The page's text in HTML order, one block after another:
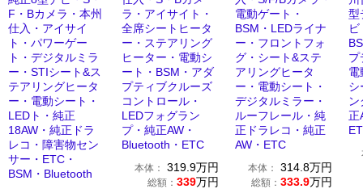
F・Bカメラ・本州
仕入・アイサイ
ト・パワーゲー
ト・デジタルミラ
ー・STIシート&ス
テアリングヒータ
ー・電動シート・
LEDト・純正
18AW・純正ドラ
レコ・障害物セン
サー・ETC・
BSM・Bluetooth
ラ・アイサイト・
全席シートヒータ
ー・ステアリング
ヒーター・電動シ
ート・BSM・アダ
プティブクルーズ
コントロール・
LEDフォグラン
プ・純正AW・
Bluetooth・ETC
本体： 319.9万円
総額： 339万円
電動ゲート・
BSM・LEDライナ
ー・フロントフォ
グ・シート&ステ
アリングヒータ
ー・電動シート・
デジタルミラー・
ルーフレール・純
正ドラレコ・純正
AW・ETC
本体： 314.8万円
総額： 333.9万円
型
プ
電
シ
正